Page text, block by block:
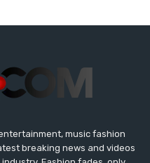
music fashion
breaking news and videos